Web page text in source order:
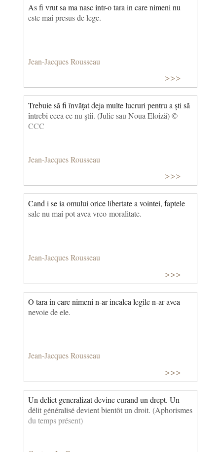
As fi vrut sa ma nasc intr-o tara in care nimeni nu
este mai presus de lege.
Jean-Jacques Rousseau
>>>
Trebuie să fi învăţat deja multe lucruri pentru a şti să
întrebi ceea ce nu ştii. (Julie sau Noua Eloiză) ©
CCC
Jean-Jacques Rousseau
>>>
Cand i se ia omului orice libertate a vointei, faptele
sale nu mai pot avea vreo moralitate.
Jean-Jacques Rousseau
>>>
O tara in care nimeni n-ar incalca legile n-ar avea
nevoie de ele.
Jean-Jacques Rousseau
>>>
Un delict generalizat devine curand un drept. Un
délit généralisé devient bientôt un droit. (Aphorismes
du temps présent)